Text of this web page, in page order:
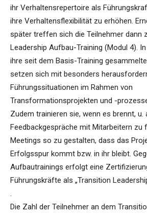
ihr Verhaltensrepertoire als
ihre Verhaltensflexibilität zu erhöhen.
später treffen sich die Teilnehmer dann
Leadership Aufbau-Training (Modul 4).
ihre seit dem Basis-Training
setzen sich mit besonders
Führungssituationen im Rahmen von
Transformationsprojekten und -
Zudem trainieren sie, wenn es brennt, u.
Feedbackgespräche mit Mitarbeitern zu
Meetings so zu gestalten, dass das
Erfolgsspur kommt bzw. in ihr bleibt.
Aufbautrainings erfolgt eine
Führungskräfte als „Transition
.
Die Zahl der Teilnehmer an dem